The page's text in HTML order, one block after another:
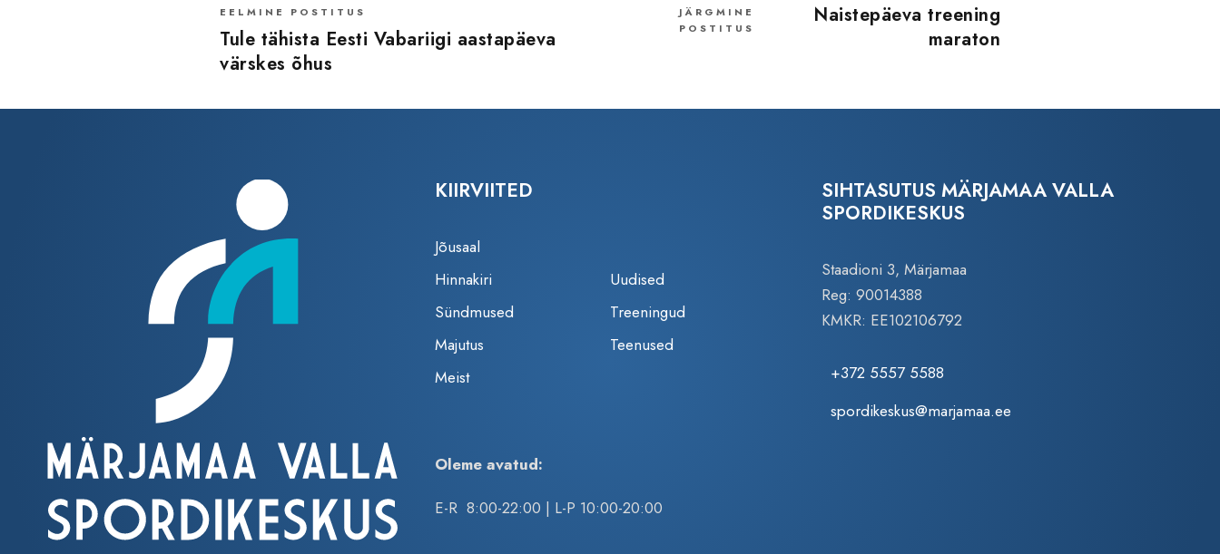
EELMINE POSTITUS
Tule tähista Eesti Vabariigi aastapäeva
värskes õhus
JÄRGMINE
POSTITUS
Naistepäeva treening
maraton
KIIRVIITED
Jõusaal
Hinnakiri
Uudised
Sündmused
Treeningud
Majutus
Teenused
Meist
Oleme avatud:
E-R 8:00-22:00 | L-P 10:00-20:00
SIHTASUTUS MÄRJAMAA VALLA
SPORDIKESKUS
Staadioni 3, Märjamaa
Reg: 90014388
KMKR: EE102106792
+372 5557 5588
spordikeskus@marjamaa.ee